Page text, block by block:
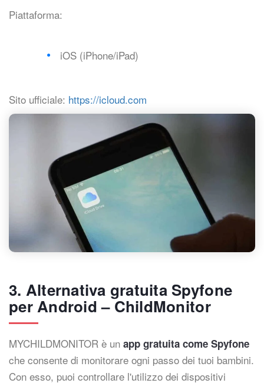
Piattaforma:
iOS (iPhone/iPad)
Sito ufficiale: https://icloud.com
3. Alternativa gratuita Spyfone
per Android – ChildMonitor
MYCHILDMONITOR è un app gratuita come Spyfone
che consente di monitorare ogni passo dei tuoi bambini.
Con esso, puoi controllare l'utilizzo dei dispositivi